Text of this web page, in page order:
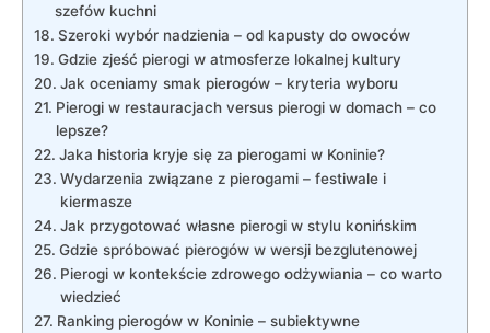
szefów kuchni
Szeroki wybór nadzienia –​ od ⁤kapusty do owoców
Gdzie zjeść pierogi w atmosferze lokalnej kultury
Jak oceniamy smak pierogów – kryteria wyboru
Pierogi ‍w restauracjach versus pierogi w domach – co
lepsze?
Jaka historia kryje się za ‍pierogami w Koninie?
Wydarzenia związane z pierogami⁢ – festiwale i
kiermasze
Jak przygotować własne ‌pierogi w​ stylu konińskim
Gdzie spróbować‍ pierogów ​w wersji bezglutenowej
Pierogi w ‍kontekście zdrowego odżywiania – co warto
wiedzieć
Ranking pierogów w ‌Koninie – subiektywne